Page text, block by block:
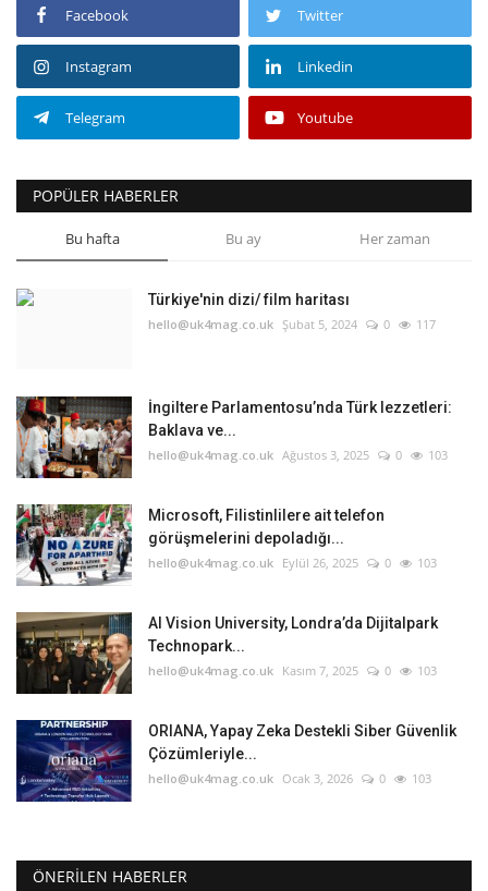
Facebook Twitter
Instagram Linkedin
Telegram Youtube
POPÜLER HABERLER
Bu hafta Bu ay Her zaman
Türkiye'nin dizi/ film haritası
hello@uk4mag.co.uk Şubat 5, 2024 0 117
İngiltere Parlamentosu’nda Türk lezzetleri:
Baklava ve...
hello@uk4mag.co.uk Ağustos 3, 2025 0 103
Microsoft, Filistinlilere ait telefon
görüşmelerini depoladığı...
hello@uk4mag.co.uk Eylül 26, 2025 0 103
AI Vision University, Londra’da Dijitalpark
Technopark...
hello@uk4mag.co.uk Kasım 7, 2025 0 103
ORIANA, Yapay Zeka Destekli Siber Güvenlik
Çözümleriyle...
hello@uk4mag.co.uk Ocak 3, 2026 0 103
ÖNERILEN HABERLER